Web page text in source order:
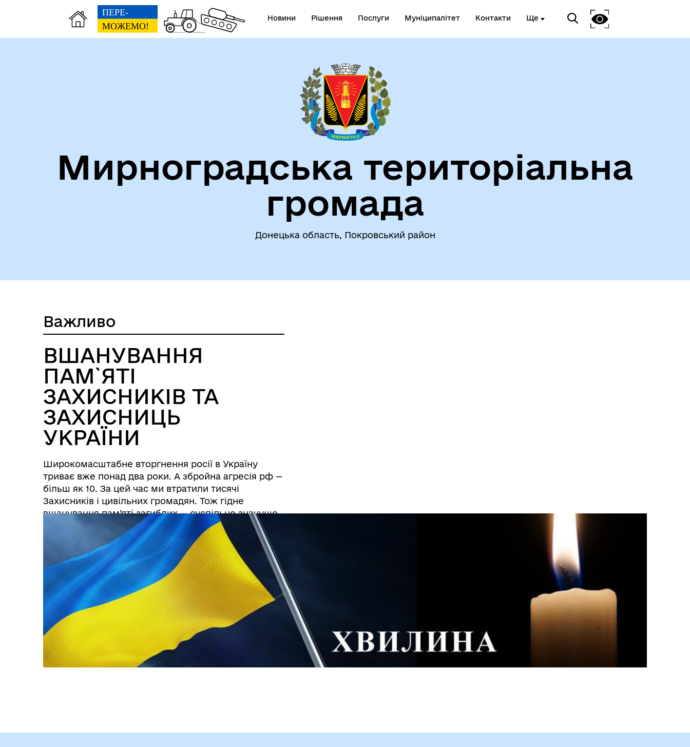
Новини Рішення Послуги Муніципалітет Контакти Ще
Безбар'єрність
СТАТУТ МИРНОГРАДСЬКОЇ
МІСЬКОЇ ТЕРИТОРІАЛЬНОЇ
Мирноградська територіальна
громада
Донецька область, Покровський район
Важливо
ВШАНУВАННЯ
ПАМ`ЯТІ
ЗАХИСНИКІВ ТА
ЗАХИСНИЦЬ
УКРАЇНИ
Широкомасштабне вторгнення росії в Україну
триває вже понад два роки. А збройна агресія рф —
більш як 10. За цей час ми втратили тисячі
Захисників і цивільних громадян. Тож гідне
вшанування пам’яті загиблих — суспільно значуще
питання. На жаль, сього ...